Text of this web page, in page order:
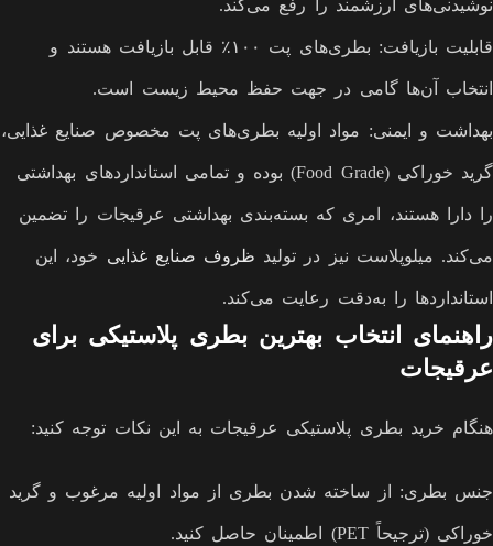
نوشیدنی‌های ارزشمند را رفع می‌کند.
قابلیت بازیافت: بطری‌های پت ۱۰۰٪ قابل بازیافت هستند و
انتخاب آن‌ها گامی در جهت حفظ محیط زیست است.
بهداشت و ایمنی: مواد اولیه بطری‌های پت مخصوص صنایع غذایی،
گرید خوراکی (Food Grade) بوده و تمامی استانداردهای بهداشتی
را دارا هستند، امری که بسته‌بندی بهداشتی عرقیجات را تضمین
می‌کند. میلوپلاست نیز در تولید ظروف صنایع غذایی خود، این
استانداردها را به‌دقت رعایت می‌کند.
راهنمای انتخاب بهترین بطری پلاستیکی برای
عرقیجات
هنگام خرید بطری پلاستیکی عرقیجات به این نکات توجه کنید:
جنس بطری: از ساخته شدن بطری از مواد اولیه مرغوب و گرید
خوراکی (ترجیحاً PET) اطمینان حاصل کنید.